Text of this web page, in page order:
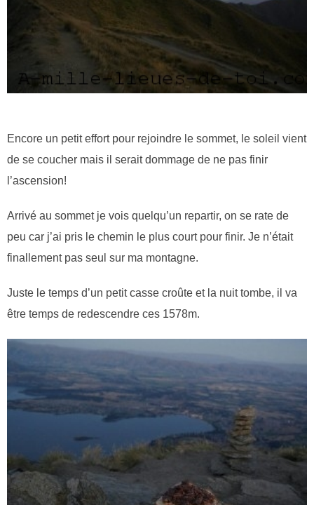
Encore un petit effort pour rejoindre le sommet, le soleil vient
de se coucher mais il serait dommage de ne pas finir
l’ascension!
Arrivé au sommet je vois quelqu’un repartir, on se rate de
peu car j’ai pris le chemin le plus court pour finir. Je n’était
finallement pas seul sur ma montagne.
Juste le temps d’un petit casse croûte et la nuit tombe, il va
être temps de redescendre ces 1578m.